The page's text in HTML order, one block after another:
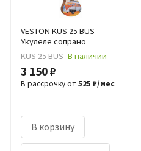
VESTON KUS 25 BUS -
Укулеле сопрано
KUS 25 BUS В наличии
3 150 ₽
В рассрочку от525 ₽/мес
В корзину